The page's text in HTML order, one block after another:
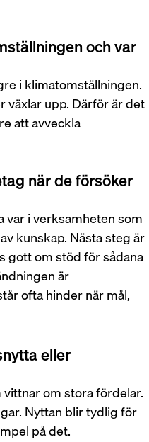
och var
i klimatomställningen.
växlar upp. Därför är det
att avveckla
när de försöker
var i verksamheten som
kunskap. Nästa steg är
gott om stöd för sådana
är
ofta hinder när mål,
eller
om stora fördelar.
Nyttan blir tydlig för
på det.